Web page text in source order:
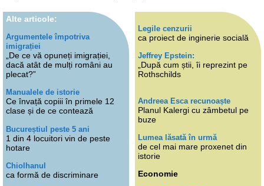
Alte articole:
Argumentele împotriva
imigrației
„De ce vă opuneți imigrației,
dacă atât de mulți români au
plecat?”
Manualele de istorie
Ce învață copiii în primele 12
clase și de ce contează
Bucureștiul peste 5 ani
1 din 4 locuitori vin de peste
hotare
Chiolhanul
ca formă de discriminare
Legile cenzurii
ca proiect de inginerie socială
Jeffrey Epstein:
„După cum știi, îi reprezint pe
Rothschilds
Andreea Esca recunoaște
Planul Kalergi cu zâmbetul pe
buze
Lumea lăsată în urmă
de cel mai mare proxenet din
istorie
Economie